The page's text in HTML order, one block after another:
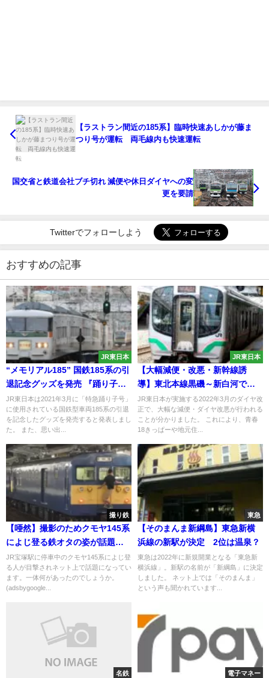
【ラストラン間近の185系】臨時快速あしかが藤ま
つり号が運転 両毛線内も快速運転
国交省と鉄道会社ブチ切れ 減便や休日ダイヤへの変
更を要請
Twitterでフォローしよう
おすすめの記事
JR東日本
“メモリアル185” 国鉄185系の引
退記念グッズを発売 『踊り子』
だけじゃない「思い出の特急」
JR東日本は2021年3月に「特急踊り子号」
に使用されている国鉄型車両185系の引退
を記念したグッズを発売すると発表しまし
た。 また、思い出...
JR東日本
【大幅減便・改悪・新幹線誘
導】東北本線黒磯～新白河で
2022年ダイヤ改正 青春18きっ
ぱー地元住民に大きな影響も！
JR東日本が実施する2022年3月のダイヤ改
正で、大幅な減便・ダイヤ改悪が行われる
ことが分かりました。 これにより、青春
18きっぱーや地元住...
撮り鉄
【唖然】撮影のためクモヤ145系
によじ登る鉄オタの姿が話題に
集団で運転士に｢ワイパー止め
ろ｣と罵声も
JR宝塚駅に停車中のクモヤ145系によじ登
る人が目撃されネット上で話題になってい
ます。一体何があったのでしょうか。
(adsbygoogle...
東急
【そのまんま新綱島】東急新横
浜線の新駅が決定 2位は温泉？
東急は2022年に新規開業となる「東急新
横浜線」。新駅の名前が「新綱島」に決定
しました。 ネット上では「そのまんま」
という声も聞かれています...
名鉄 電子マネー